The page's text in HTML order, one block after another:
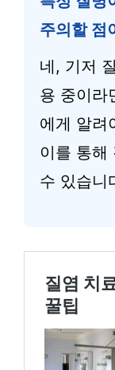
주의할 점
네, 기저
용 중이라
에게 알려
이를 통해
수 있습니